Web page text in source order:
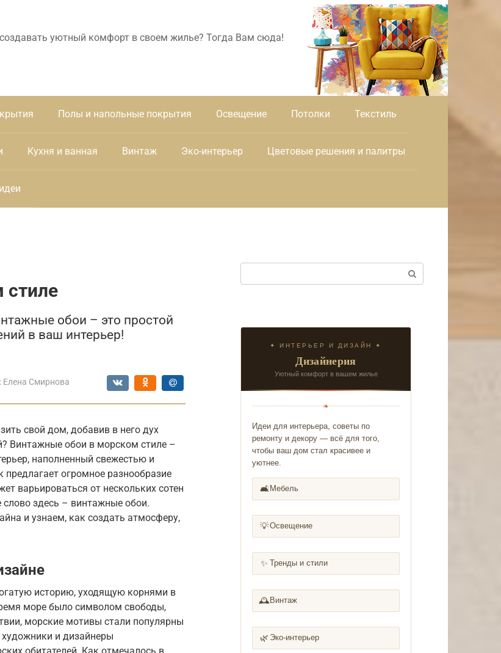
уютный комфорт в своем жилье? Тогда Вам сюда!
Полы и напольные покрытия Освещение Потолки Текстиль
Кухня и ванная Винтаж Эко-интерьер Цветовые решения и палитры
обои – это простой
в ваш интерьер!
Елена Смирнова
свой дом, добавив в него дух
Винтажные обои в морском стиле –
наполненный свежестью и
огромное разнообразие
варьироваться от нескольких сотен
здесь – винтажные обои.
и узнаем, как создать атмосферу,
историю, уходящую корнями в
море было символом свободы,
морские мотивы стали популярны
художники и дизайнеры
✦ ИНТЕРЬЕР И ДИЗАЙН ✦
Дизайнерия
Уютный комфорт в вашем жилье
❧
Идеи для интерьера, советы по
ремонту и декору — всё для того,
чтобы ваш дом стал красивее и
уютнее.
🛋️ Мебель
💡Освещение
✨ Тренды и стили
🕰️ Винтаж
🌿 Эко-интерьер